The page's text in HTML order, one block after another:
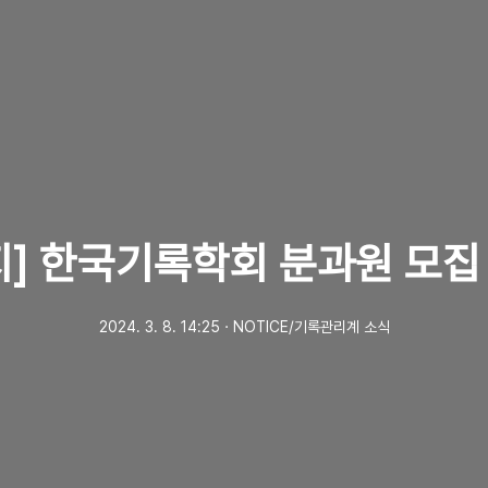
한국기록학회 분과원 모집
2024. 3. 8. 14:25 ㆍ NOTICE/기록관리계 소식